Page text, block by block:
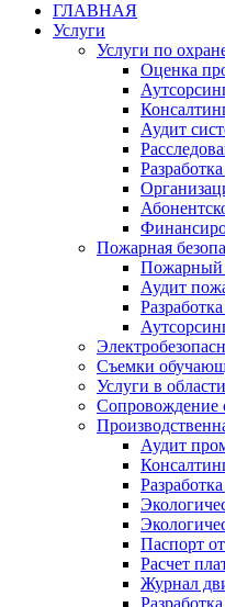
ГЛАВНАЯ
Услуги
Услуги по
Оценка
Аудит
Пожарная
Пожарный
Аудит
Съемки
Услуги в
Сопровождение
Аудит
Паспорт
Расчет
Журнал